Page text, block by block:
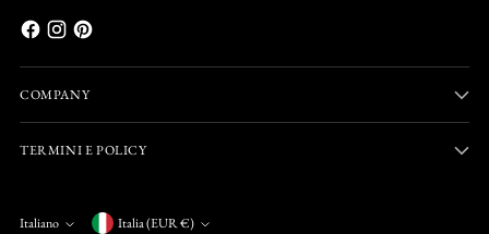
COMPANY
TERMINI E POLICY
Italiano Italia (EUR €)